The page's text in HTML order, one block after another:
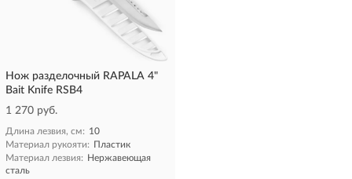
Нож разделочный RAPALA 4"
Bait Knife RSB4
1 270 руб.
Длина лезвия, см: 10
Материал рукояти: Пластик
Материал лезвия: Нержавеющая
сталь